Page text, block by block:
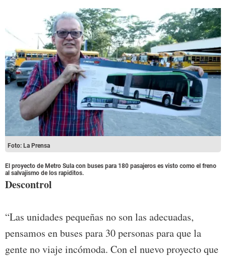
Foto: La Prensa
El proyecto de Metro Sula con buses para 180 pasajeros es visto como el freno
al salvajismo de los rapiditos.
Descontrol
“Las unidades pequeñas no son las adecuadas,
pensamos en buses para 30 personas para que la
gente no viaje incómoda. Con el nuevo proyecto que